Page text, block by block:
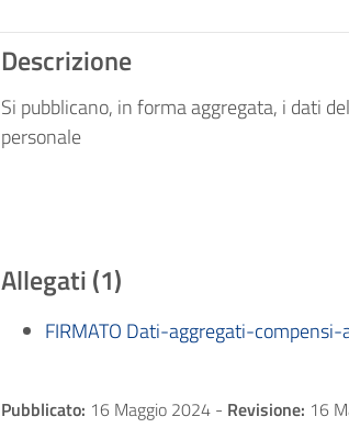
Descrizione
Si pubblicano, in forma aggregata, i dati
personale
Allegati (1)
FIRMATO Dati-aggregati-
Pubblicato: 16 Maggio 2024 - Revisione: 16